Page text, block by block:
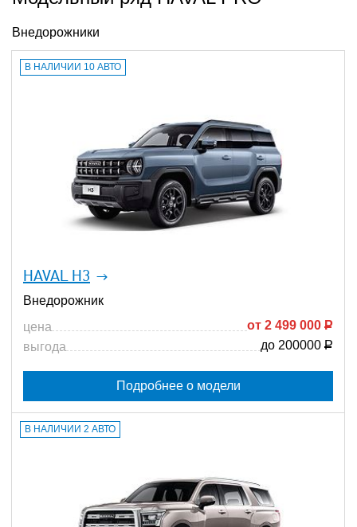
Внедорожники
HAVAL H3
Внедорожник
цена
от 2 499 000 Р
выгода
до 200000 Р
Подробнее о модели
В НАЛИЧИИ 10 АВТО
В НАЛИЧИИ 2 АВТО